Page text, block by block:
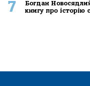
7
Богдан
книгу про історію